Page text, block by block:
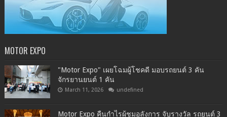
MOTOR EXPO
"Motor Expo" เผยโฉมผู้โชคดี มอบรถยนต์ 3 คัน
จักรยานยนต์ 1 คัน
March 11, 2026 undefined
Motor Expo คืนกำไรผู้ชมอลังการ จับรางวัล รถยนต์ 3